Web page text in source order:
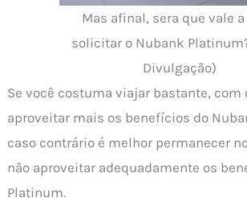
Mas afinal, sera que vale a
solicitar o Nubank
Divulgação)
Se você costuma viajar bastante, com
aproveitar mais os benefícios do
caso contrário é melhor permanecer
não aproveitar adequadamente os
Platinum.